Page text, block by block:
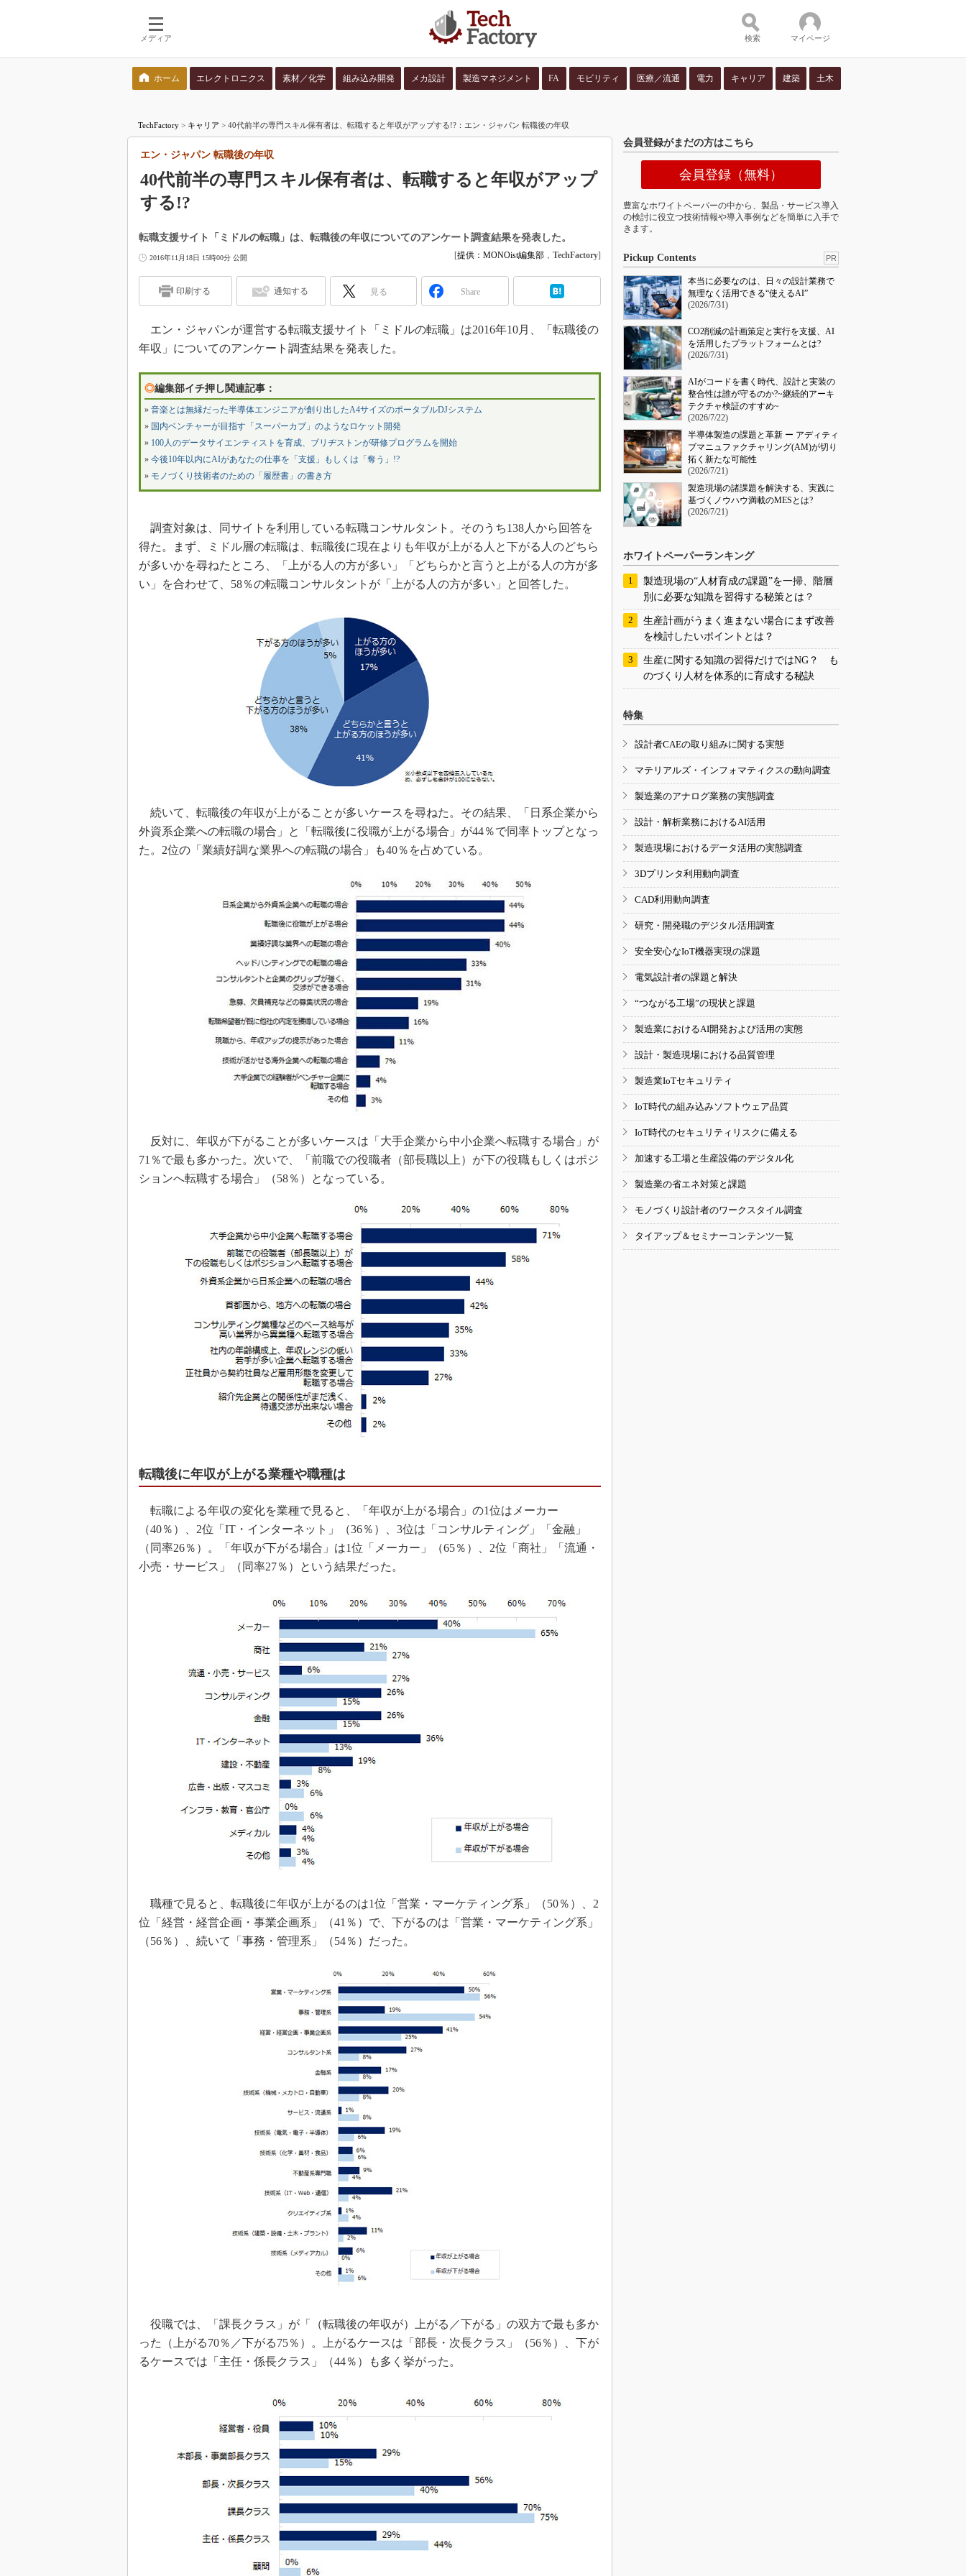
メディア 検索 マイページ
ホーム エレクトロニクス 素材／化学 組み込み開発 メカ設計 製造マネジメント FA モビリティ 医療／流通 電力 キャリア 建築 土木
TechFactory > キャリア > 40代前半の専門スキル保有者は、転職すると年収がアップする!?：エン・ジャパン 転職後の年収
40代前半の専門スキル保有者は、転職すると年収がアップ
する!?
エン・ジャパン 転職後の年収
転職支援サイト「ミドルの転職」は、転職後の年収についてのアンケート調査結果を発表した。
2016年11月18日 15時00分 公開 [提供：MONOist編集部 ， TechFactory]
印刷する 通知する 見る Share
エン・ジャパンが運営する転職支援サイト「ミドルの転職」は2016年10月、「転職後の
年収」についてのアンケート調査結果を発表した。
◎編集部イチ押し関連記事：
» 音楽とは無縁だった半導体エンジニアが創り出したA4サイズのポータブルDJシステム
» 国内ベンチャーが目指す「スーパーカブ」のようなロケット開発
» 100人のデータサイエンティストを育成、ブリヂストンが研修プログラムを開始
» 今後10年以内にAIがあなたの仕事を「支援」もしくは「奪う」!?
» モノづくり技術者のための「履歴書」の書き方
調査対象は、同サイトを利用している転職コンサルタント。そのうち138人から回答を
得た。まず、ミドル層の転職は、転職後に現在よりも年収が上がる人と下がる人のどちら
が多いかを尋ねたところ、「上がる人の方が多い」「どちらかと言うと上がる人の方が多
い」を合わせて、58％の転職コンサルタントが「上がる人の方が多い」と回答した。
続いて、転職後の年収が上がることが多いケースを尋ねた。その結果、「日系企業から
外資系企業への転職の場合」と「転職後に役職が上がる場合」が44％で同率トップとなっ
た。2位の「業績好調な業界への転職の場合」も40％を占めている。
反対に、年収が下がることが多いケースは「大手企業から中小企業へ転職する場合」が
71％で最も多かった。次いで、「前職での役職者（部長職以上）が下の役職もしくはポジ
ションへ転職する場合」（58％）となっている。
転職後に年収が上がる業種や職種は
転職による年収の変化を業種で見ると、「年収が上がる場合」の1位はメーカー
（40％）、2位「IT・インターネット」（36％）、3位は「コンサルティング」「金融」
（同率26％）。「年収が下がる場合」は1位「メーカー」（65％）、2位「商社」「流通・
小売・サービス」（同率27％）という結果だった。
職種で見ると、転職後に年収が上がるのは1位「営業・マーケティング系」（50％）、2
位「経営・経営企画・事業企画系」（41％）で、下がるのは「営業・マーケティング系」
（56％）、続いて「事務・管理系」（54％）だった。
役職では、「課長クラス」が「（転職後の年収が）上がる／下がる」の双方で最も多か
った（上がる70％／下がる75％）。上がるケースは「部長・次長クラス」（56％）、下が
るケースでは「主任・係長クラス」（44％）も多く挙がった。
会員登録がまだの方はこちら
会員登録（無料）
豊富なホワイトペーパーの中から、製品・サービス導入
の検討に役立つ技術情報や導入事例などを簡単に入手で
きます。
Pickup Contents PR
本当に必要なのは、日々の設計業務で
無理なく活用できる“使えるAI”
(2026/7/31)
CO2削減の計画策定と実行を支援、AI
を活用したプラットフォームとは?
(2026/7/31)
AIがコードを書く時代、設計と実装の
整合性は誰が守るのか?~継続的アーキ
テクチャ検証のすすめ~
(2026/7/22)
半導体製造の課題と革新 ー アディティ
ブマニュファクチャリング(AM)が切り
拓く新たな可能性
(2026/7/21)
製造現場の諸課題を解決する、実践に
基づくノウハウ満載のMESとは?
(2026/7/21)
ホワイトペーパーランキング
製造現場の“人材育成の課題”を一掃、階層
別に必要な知識を習得する秘策とは？
生産計画がうまく進まない場合にまず改善
を検討したいポイントとは？
生産に関する知識の習得だけではNG？ も
のづくり人材を体系的に育成する秘訣
特集
設計者CAEの取り組みに関する実態
マテリアルズ・インフォマティクスの動向調査
製造業のアナログ業務の実態調査
設計・解析業務におけるAI活用
製造現場におけるデータ活用の実態調査
3Dプリンタ利用動向調査
CAD利用動向調査
研究・開発職のデジタル活用調査
安全安心なIoT機器実現の課題
電気設計者の課題と解決
“つながる工場”の現状と課題
製造業におけるAI開発および活用の実態
設計・製造現場における品質管理
製造業IoTセキュリティ
IoT時代の組み込みソフトウェア品質
IoT時代のセキュリティリスクに備える
加速する工場と生産設備のデジタル化
製造業の省エネ対策と課題
モノづくり設計者のワークスタイル調査
タイアップ＆セミナーコンテンツ一覧